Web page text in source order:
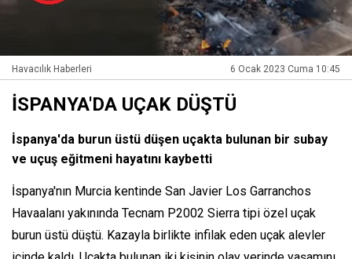
Havacılık Haberleri 6 Ocak 2023 Cuma 10:45
İSPANYA'DA UÇAK DÜŞTÜ
İspanya'da burun üstü düşen uçakta bulunan bir subay
ve uçuş eğitmeni hayatını kaybetti
İspanya'nın Murcia kentinde San Javier Los Garranchos
Havaalanı yakınında Tecnam P2002 Sierra tipi özel uçak
burun üstü düştü. Kazayla birlikte infilak eden uçak alevler